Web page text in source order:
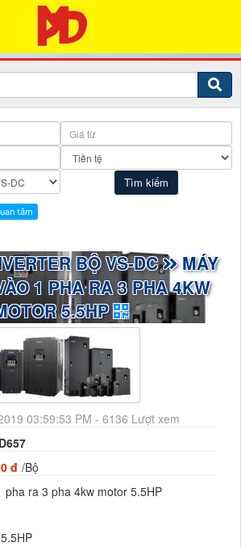
BỘ VS-DC MÁY
1 PHA RA 3 PHA 4KW
5.5HP
03:59:53 PM - 6136 Lượt xem
đ /Bộ
pha ra 3 pha 4kw motor 5.5HP